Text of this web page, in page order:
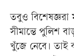
তবুও বিশেষজ্ঞরা
সীমান্তে পুলিশ
খুঁজে নেবে। তাই